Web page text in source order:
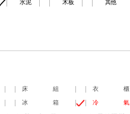
水泥 木板 其他
床 組
冰 箱
衣 櫃
冷 氣